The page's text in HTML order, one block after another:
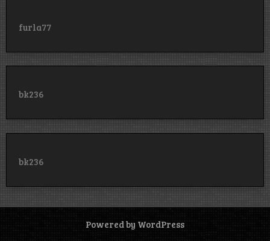
furla77
bk236
bk236
Powered by WordPress